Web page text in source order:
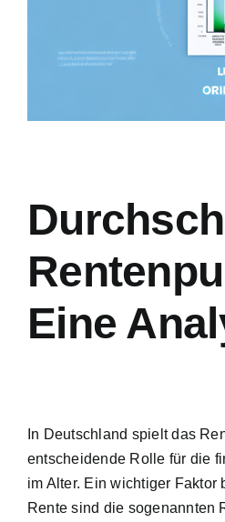
Eine
In Deutschland spielt das
entscheidende Rolle für die
im Alter. Ein wichtiger Faktor
Rente sind die sogenannten